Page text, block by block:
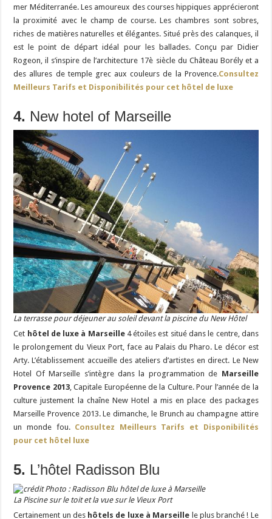
mer Méditerranée. Les amoureux des courses hippiques apprécieront
la proximité avec le champ de course. Les chambres sont sobres,
riches de matières naturelles et élégantes. Situé près des calanques, il
est le point de départ idéal pour les ballades. Conçu par Didier
Rogeon, il s’inspire de l’architecture 17è siècle du Château Borély et a
des allures de temple grec aux couleurs de la Provence.Consultez
Meilleurs Tarifs et Disponibilités pour cet hôtel de luxe
4. New hotel of Marseille
La terrasse pour déjeuner au soleil devant la piscine du New Hôtel
Cet hôtel de luxe à Marseille4 étoiles est situé dans le centre, dans
le prolongement du Vieux Port, face au Palais du Pharo. Le décor est
Arty. L’établissement accueille des ateliers d’artistes en direct. Le New
Hotel Of Marseille s’intègre dans la programmation de Marseille
Provence 2013, Capitale Européenne de la Culture. Pour l’année de la
culture justement la chaîne New Hotel a mis en place des packages
Marseille Provence 2013. Le dimanche, le Brunch au champagne attire
un monde fou. Consultez Meilleurs Tarifs et Disponibilités
pour cet hôtel luxe
5. L’hôtel Radisson Blu
La Piscine sur le toit et la vue sur le Vieux Port
Certainement un des hôtels de luxe à Marseille le plus branché ! Le